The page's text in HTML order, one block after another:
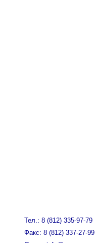
Тел.: 8 (812) 335-97-79
Факс: 8 (812) 337-27-99